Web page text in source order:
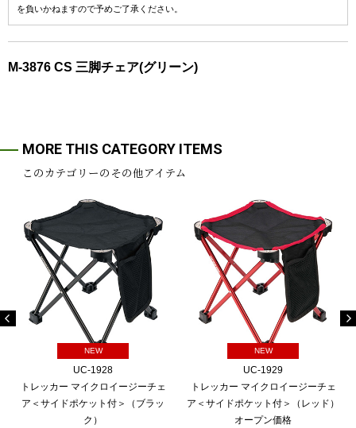
を負いかねますので予めご了承ください。
M-3876 CS 三脚チェア(グリーン)
MORE THIS CATEGORY ITEMS
このカテゴリーのその他アイテム
NEW
UC-1928
トレッカー マイクロイージーチェ
ア＜サイドポケット付＞（ブラッ
ク）
NEW
UC-1929
トレッカー マイクロイージーチェ
ア＜サイドポケット付＞（レッド）
オープン価格